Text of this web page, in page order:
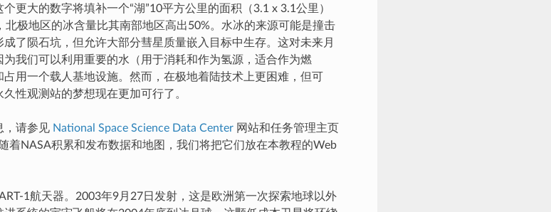
更大的数字将填补一个“湖”10平方公里的面积（3.1 x 3.1公里）
极地区的冰含量比其南部地区高出50%。水冰的来源可能是撞击
了陨石坑，但允许大部分彗星质量嵌入目标中生存。这对未来月
我们可以利用重要的水（用于消耗和作为氢源，适合作为燃
用一个载人基地设施。然而，在极地着陆技术上更困难，但可
性观测站的梦想现在更加可行了。
，请参见 National Space Science Data Center网站和任务管理主页
着NASA积累和发布数据和地图，我们将把它们放在本教程的Web
1航天器。2003年9月27日发射，这是欧洲第一次探索地球以外